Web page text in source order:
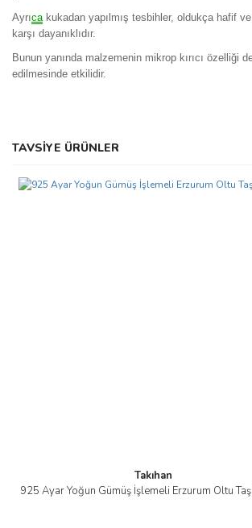
Ayrıcakukadan yapılmış tesbihler, oldukça hafif
karşı dayanıklıdır.
Bunun yanında malzemenin mikrop kırıcı özelliği
edilmesinde etkilidir.
Bu ürünün fiyat bilgisi, resim, ürün
konularda yetersiz gördüğünüz noktaları öneri
Görüş ve önerileriniz için teşekkür ederiz.
TAVSİYE ÜRÜNLER
Takıhan
925 Ayar Yoğun Gümüş İşlemeli Erzurum Oltu